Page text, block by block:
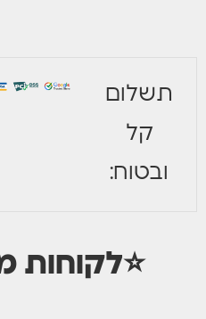
תשלום
קל
ובטוח:
⭐לקוחות